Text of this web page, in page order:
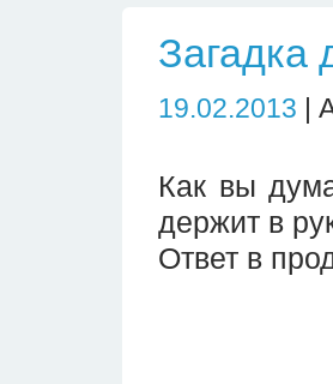
Загадка
19.02.2013 |
Как вы
держит в
Ответ в